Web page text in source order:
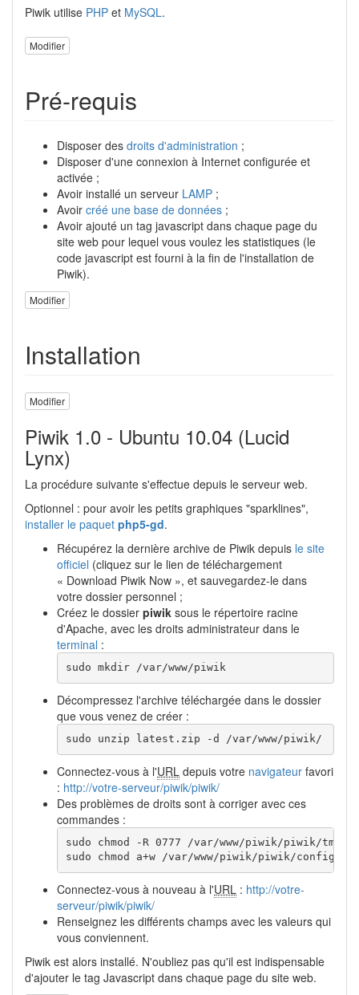
Piwik utilise PHP et MySQL.
Modifier
Pré-requis
Disposer des droits d'administration ;
Disposer d'une connexion à Internet configurée et
activée ;
Avoir installé un serveur LAMP ;
Avoir créé une base de données ;
Avoir ajouté un tag javascript dans chaque page du
site web pour lequel vous voulez les statistiques (le
code javascript est fourni à la fin de l'installation de
Piwik).
Modifier
Installation
Modifier
Piwik 1.0 - Ubuntu 10.04 (Lucid
Lynx)
La procédure suivante s'effectue depuis le serveur web.
Optionnel : pour avoir les petits graphiques "sparklines",
installer le paquet php5-gd.
Récupérez la dernière archive de Piwik depuis le site
officiel (cliquez sur le lien de téléchargement
« Download Piwik Now », et sauvegardez-le dans
votre dossier personnel ;
Créez le dossier piwik sous le répertoire racine
d'Apache, avec les droits administrateur dans le
terminal :
sudo mkdir /var/www/piwik
Décompressez l'archive téléchargée dans le dossier
que vous venez de créer :
sudo unzip latest.zip -d /var/www/piwik/
Connectez-vous à l'URL depuis votre navigateur favori
: http://votre-serveur/piwik/piwik/
Des problèmes de droits sont à corriger avec ces
commandes :
sudo chmod -R 0777 /var/www/piwik/piwik/tmp
sudo chmod a+w /var/www/piwik/piwik/config
Connectez-vous à nouveau à l'URL : http://votre-
serveur/piwik/piwik/
Renseignez les différents champs avec les valeurs qui
vous conviennent.
Piwik est alors installé. N'oubliez pas qu'il est indispensable
d'ajouter le tag Javascript dans chaque page du site web.